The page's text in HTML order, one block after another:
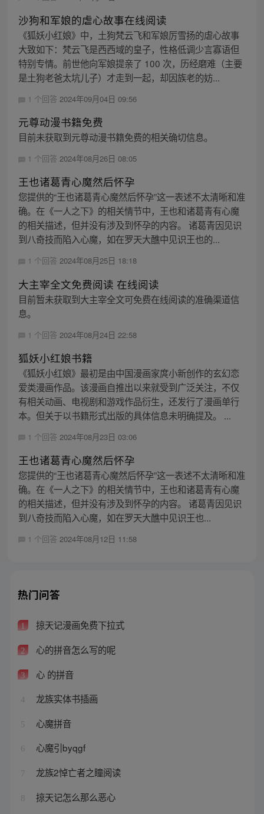
沙狗和军娘的虐心故事在线阅读
《狐妖小红娘》中，土狗梵云飞和军娘厉雪扬的虐心故事
大致如下：梵云飞是西西域的皇子，性格低调少言寡语但
特别专情。前世他向军娘提亲了 100 次，历经磨难（主要
是土狗老爸太坑儿子）才走到一起，却因族老的妨...
1 个回答 2024年09月04日 09:56
元尊动漫书籍免费
目前未获取到元尊动漫书籍免费的相关确切信息。
1 个回答 2024年08月26日 08:05
王也诸葛青心魔然后怀孕
您提供的“王也诸葛青心魔然后怀孕”这一表述不太清晰和准
确。在《一人之下》的相关情节中，王也和诸葛青有心魔
的相关描述，但并没有涉及到怀孕的内容。 诸葛青因见识
到八奇技而陷入心魔，如在罗天大醮中见识王也的...
1 个回答 2024年08月25日 18:18
大主宰全文免费阅读 在线阅读
目前暂未获取到大主宰全文可免费在线阅读的准确渠道信
息。
1 个回答 2024年08月24日 22:58
狐妖小红娘书籍
《狐妖小红娘》最初是由中国漫画家庹小新创作的玄幻恋
爱类漫画作品。该漫画自推出以来就受到广泛关注，不仅
有相关动画、电视剧和游戏作品衍生，还发行了漫画单行
本。但关于以书籍形式出版的具体信息未明确提及。 ...
1 个回答 2024年08月23日 03:06
王也诸葛青心魔然后怀孕
您提供的“王也诸葛青心魔然后怀孕”这一表述不太清晰和准
确。在《一人之下》的相关情节中，王也和诸葛青有心魔
的相关描述，但并没有涉及到怀孕的内容。 诸葛青因见识
到八奇技而陷入心魔，如在罗天大醮中见识王也...
1 个回答 2024年08月12日 11:58
热门问答
1 掠天记漫画免费下拉式
2 心的拼音怎么写的呢
3 心 的拼音
4 龙族实体书插画
5 心魔拼音
6 心魔引byqgf
7 龙族2悼亡者之瞳阅读
8 掠天记怎么那么恶心